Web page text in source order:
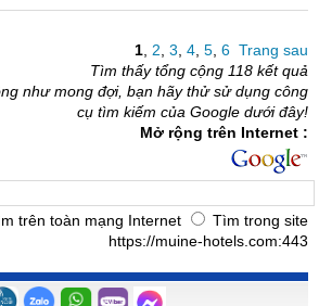
1 2 3 4 5 6 Trang sau
Tìm thấy tổng cộng 118 kết quả
như mong đợi, bạn hãy thử sử dụng công
cụ tìm kiếm của Google dưới đây!
Mở rộng trên Internet :
trên toàn mạng Internet
Tìm trong site
https://muine-hotels.com:443